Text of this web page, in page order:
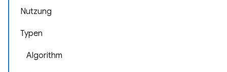
Nutzung
Typen
Algorithm